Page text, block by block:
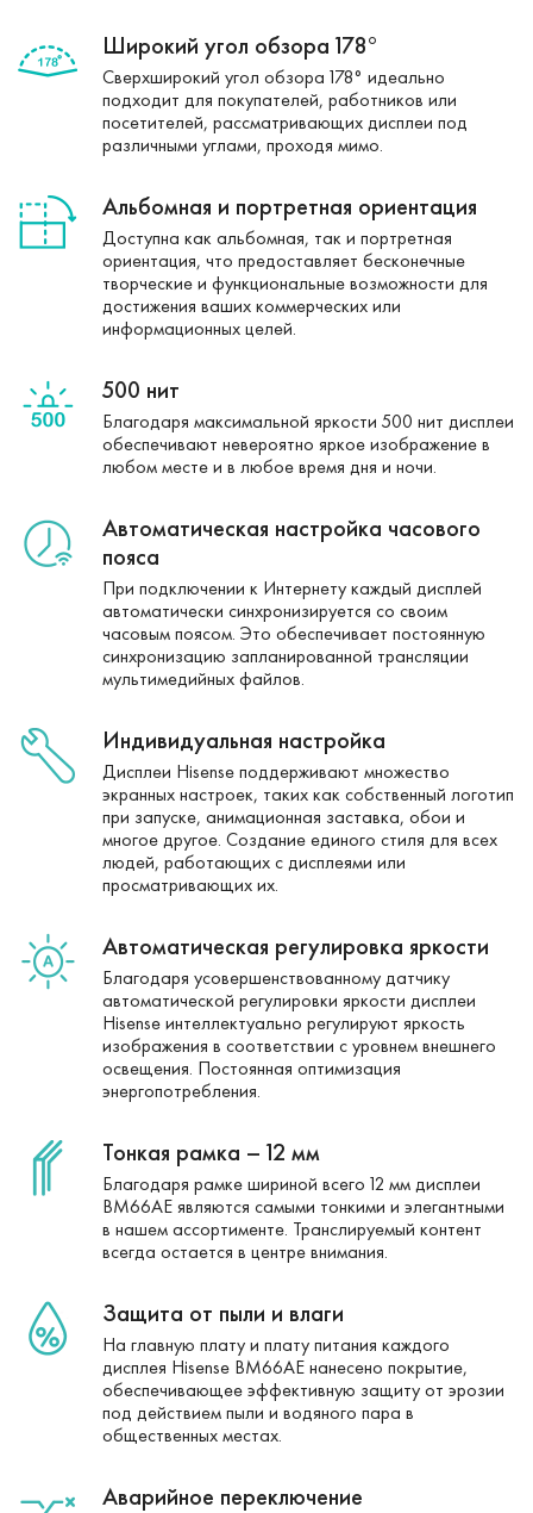
Широкий угол обзора 178°
Сверхширокий угол обзора 178° идеально
подходит для покупателей, работников или
посетителей, рассматривающих дисплеи под
различными углами, проходя мимо.
Альбомная и портретная ориентация
Доступна как альбомная, так и портретная
ориентация, что предоставляет бесконечные
творческие и функциональные возможности для
достижения ваших коммерческих или
информационных целей.
500 нит
Благодаря максимальной яркости 500 нит дисплеи
обеспечивают невероятно яркое изображение в
любом месте и в любое время дня и ночи.
Автоматическая настройка часового
пояса
При подключении к Интернету каждый дисплей
автоматически синхронизируется со своим
часовым поясом. Это обеспечивает постоянную
синхронизацию запланированной трансляции
мультимедийных файлов.
Индивидуальная настройка
Дисплеи Hisense поддерживают множество
экранных настроек, таких как собственный логотип
при запуске, анимационная заставка, обои и
многое другое. Создание единого стиля для всех
людей, работающих с дисплеями или
просматривающих их.
Автоматическая регулировка яркости
Благодаря усовершенствованному датчику
автоматической регулировки яркости дисплеи
Hisense интеллектуально регулируют яркость
изображения в соответствии с уровнем внешнего
освещения. Постоянная оптимизация
энергопотребления.
Тонкая рамка – 12 мм
Благодаря рамке шириной всего 12 мм дисплеи
BM66AE являются самыми тонкими и элегантными
в нашем ассортименте. Транслируемый контент
всегда остается в центре внимания.
Защита от пыли и влаги
На главную плату и плату питания каждого
дисплея Hisense BM66AE нанесено покрытие,
обеспечивающее эффективную защиту от эрозии
под действием пыли и водяного пара в
общественных местах.
Аварийное переключение